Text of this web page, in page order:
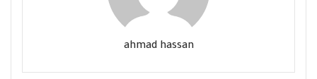
ahmad hassan